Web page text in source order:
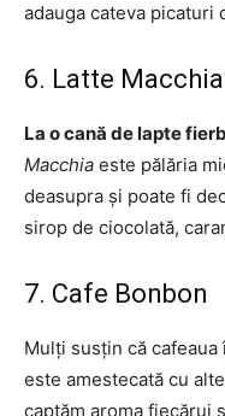
adauga cateva picaturi
6. Latte
La o cană de lapte
Macchia este pălăria
deasupra și poate fi
sirop de ciocolată,
7. Cafe Bonbon
Mulți susțin că
este amestecată cu
captăm aroma fiecărui